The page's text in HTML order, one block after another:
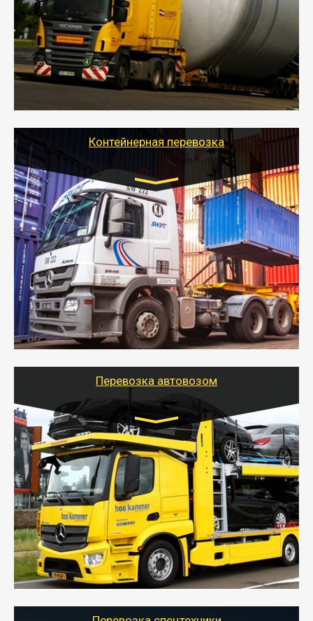
- Перевозка техники и негабаритных грузов
осуществляется после получения разрешения на
перевозку (обычно 7-14 дней).
- Тайгер Логистик в короткие сроки поможет вам
качественно и безопасно перевезти негабаритные
грузы по всей России тралом, манипулятором и
другим транспортом и подобрать оптимальный
Контейнерная перевозка
Цена за км. Рассчитывается
индивидуально
- Контейнерные грузоперевозки на специальном
оборудованном транспорте быстро, качественно и
безопасно.
- Наша транспортная компания поможет
организовать доставку в порт и из порта
стандартных контейнеров на контейнеровозе,
шаландах и площадках (открытых кузовах),
используя надежные крепления.
Перевозка автовозом
Цена за км. Рассчитывается
индивидуально
- Перевозка автовозом от Тайгер Логистик – это
быстрый и безопасный способ доставить несколько
легковых автомобилей за одну поездку в другой
город.
- Наша транспортная компания организует доставку
машин автовозом, подобрав оптимальный маршрут с
учетом всех особенности по пути следования.